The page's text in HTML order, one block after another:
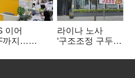
이어
까지…
걸린 은행
라이나 노사
'구조조정 구두